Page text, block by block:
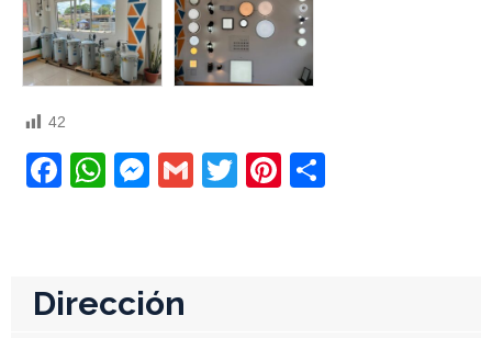
42
Facebook
WhatsApp
Messenger
GmailTwitterPinterest
Dirección